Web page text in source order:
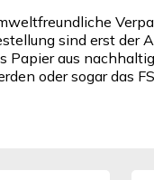
sind erst der
Papier aus
oder sogar das